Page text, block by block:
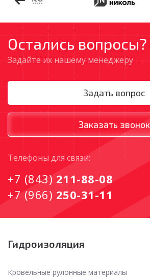
Остались вопросы?
Задайте их нашему менеджеру
Задать вопрос
Заказать звонок
Tелефоны для связи:
+7 (843) 211-88-08
+7 (966) 250-31-11
Гидроизоляция
Кровельные рулонные материалы